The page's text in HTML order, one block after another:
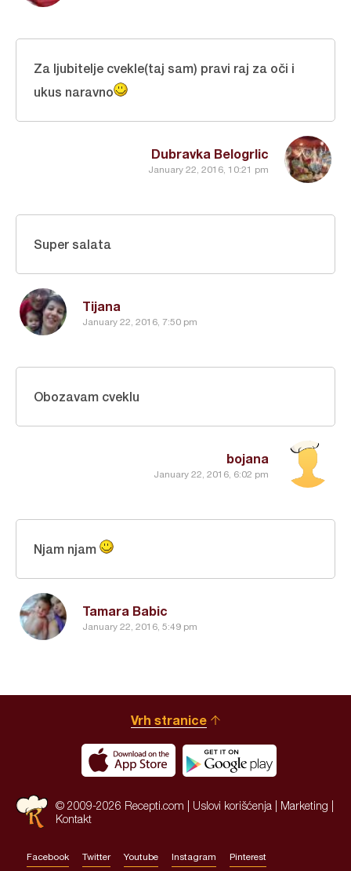
Dubravka Belogrlic
January 22, 2016, 10:21 pm
Za ljubitelje cvekle(taj sam) pravi raj za oči i
ukus naravno
Tijana
January 22, 2016, 7:50 pm
Super salata
bojana
January 22, 2016, 6:02 pm
Obozavam cveklu
Tamara Babic
January 22, 2016, 5:49 pm
Njam njam
Vrh stranice
© 2009-2026 Recepti.com | Uslovi korišćenja Marketing
Kontakt
Facebook Twitter Youtube Instagram Pinterest